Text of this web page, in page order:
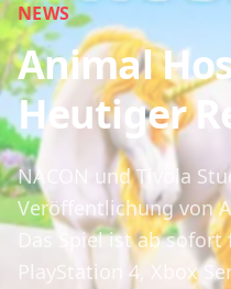
NEWS
Animal
Heutiger
NACON und Tivola
Veröffentlichung von
Das Spiel ist ab
PlayStation 4, Xbox